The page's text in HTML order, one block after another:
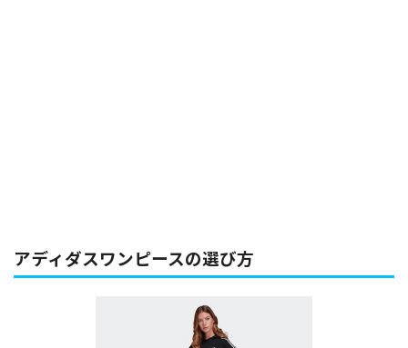
アディダスワンピースの選び方